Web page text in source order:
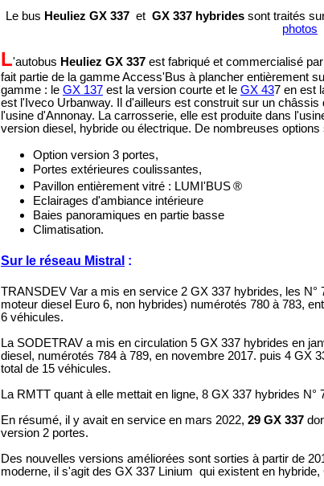
Le bus Heuliez GX 337 et GX 337 hybrides sont traités
photos
L'autobus Heuliez GX 337 est fabriqué et commercialisé
fait partie de la gamme Access'Bus à plancher entièrement
gamme : le GX 137 est la version courte et le GX 437 en est
est l'Iveco Urbanway. Il d'ailleurs est construit sur un
l'usine d'Annonay. La carrosserie, elle est produite dans
version diesel, hybride ou électrique. De nombreuses options
Option version 3 portes,
Portes extérieures coulissantes,
Pavillon entièrement vitré : LUMI'BUS®
Eclairages d'ambiance intérieure
Baies panoramiques en partie basse
Climatisation.
Sur le réseau Mistral :
TRANSDEV Var a mis en service 2 GX 337 hybrides, les N°
moteur diesel Euro 6, non hybrides) numérotés 780 à 783,
6 véhicules.
La SODETRAV a mis en circulation 5 GX 337 hybrides en
diesel, numérotés 784 à 789, en novembre 2017. puis 4 GX
total de 15 véhicules.
La RMTT quant à elle mettait en ligne, 8 GX 337 hybrides
En résumé, il y avait en service en mars 2022, 29 GX 337
version 2 portes.
Des nouvelles versions améliorées sont sorties à partir de
moderne, il s'agit des GX 337 Linium qui existent en hybride,